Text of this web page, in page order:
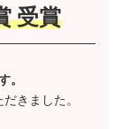
受賞
。
きました。